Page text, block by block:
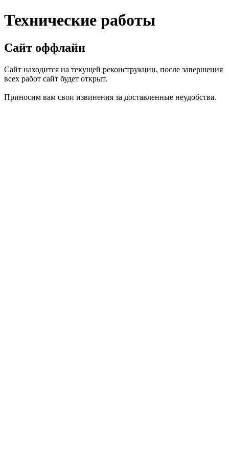
Технические работы
Сайт оффлайн
Сайт находится на текущей реконструкции, после завершения
всех работ сайт будет открыт.
Приносим вам свои извинения за доставленные неудобства.